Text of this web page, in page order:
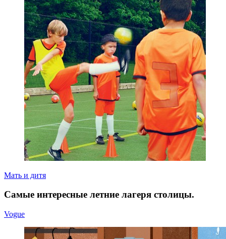
Мать и дитя
Самые ин­те­рес­ные лет­ние ла­ге­ря столицы.
Vogue